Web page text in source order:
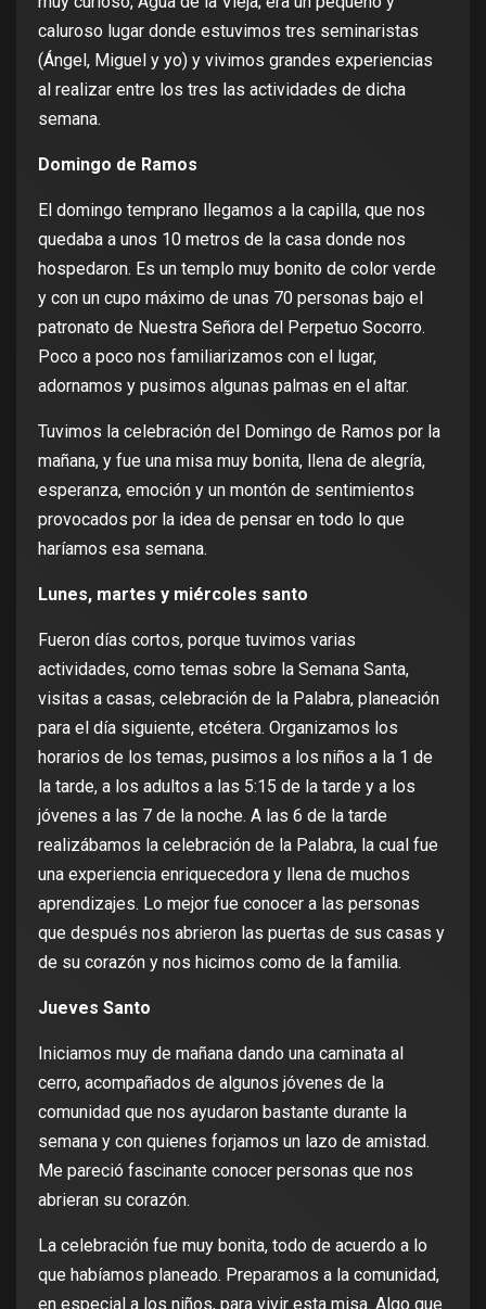
caluroso lugar donde estuvimos tres seminaristas
(Ángel, Miguel y yo) y vivimos grandes experiencias
al realizar entre los tres las actividades de dicha
semana.
Domingo de Ramos
El domingo temprano llegamos a la capilla, que nos
quedaba a unos 10 metros de la casa donde nos
hospedaron. Es un templo muy bonito de color verde
y con un cupo máximo de unas 70 personas bajo el
patronato de Nuestra Señora del Perpetuo Socorro.
Poco a poco nos familiarizamos con el lugar,
adornamos y pusimos algunas palmas en el altar.
Tuvimos la celebración del Domingo de Ramos por la
mañana, y fue una misa muy bonita, llena de alegría,
esperanza, emoción y un montón de sentimientos
provocados por la idea de pensar en todo lo que
haríamos esa semana.
Lunes, martes y miércoles santo
Fueron días cortos, porque tuvimos varias
actividades, como temas sobre la Semana Santa,
visitas a casas, celebración de la Palabra, planeación
para el día siguiente, etcétera. Organizamos los
horarios de los temas, pusimos a los niños a la 1 de
la tarde, a los adultos a las 5:15 de la tarde y a los
jóvenes a las 7 de la noche. A las 6 de la tarde
realizábamos la celebración de la Palabra, la cual fue
una experiencia enriquecedora y llena de muchos
aprendizajes. Lo mejor fue conocer a las personas
que después nos abrieron las puertas de sus casas y
de su corazón y nos hicimos como de la familia.
Jueves Santo
Iniciamos muy de mañana dando una caminata al
cerro, acompañados de algunos jóvenes de la
comunidad que nos ayudaron bastante durante la
semana y con quienes forjamos un lazo de amistad.
Me pareció fascinante conocer personas que nos
abrieran su corazón.
La celebración fue muy bonita, todo de acuerdo a lo
que habíamos planeado. Preparamos a la comunidad,
en especial a los niños, para vivir esta misa. Algo que